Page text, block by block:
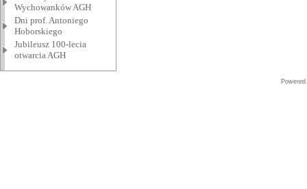
Wychowanków AGH
Dni prof. Antoniego
Hoborskiego
Jubileusz 100-lecia
otwarcia AGH